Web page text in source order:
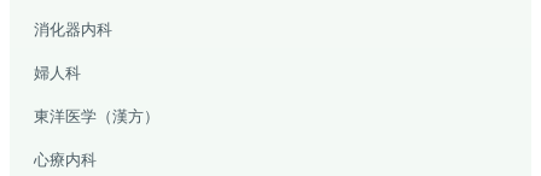
消化器内科
婦人科
東洋医学（漢方）
心療内科